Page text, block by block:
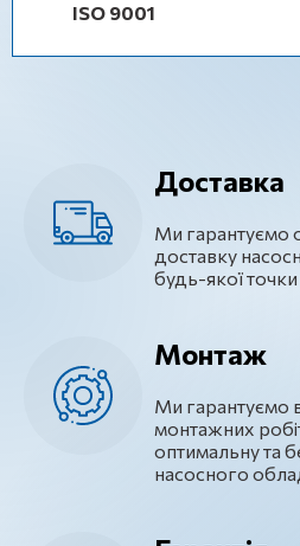
ISO 9001
Доставка
Ми гарантуємо
доставку
будь-якої точки
Монтаж
Ми гарантуємо
монтажних
оптимальну та
насосного